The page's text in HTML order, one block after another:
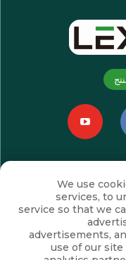
الاشتراك
We use
services, to
service so that we
advertisements,
use of our